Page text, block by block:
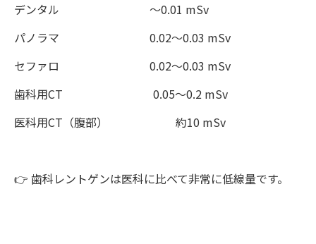
デンタル ～0.01 mSv
パノラマ 0.02～0.03 mSv
セファロ 0.02～0.03 mSv
歯科用CT 0.05～0.2 mSv
医科用CT（腹部） 約10 mSv
👉 歯科レントゲンは医科に比べて非常に低線量です。